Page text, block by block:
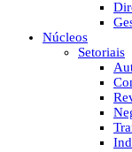
Núcleos
Setoriais